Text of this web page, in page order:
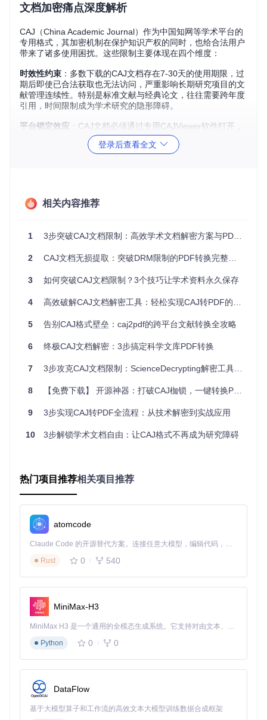
文档加密痛点深度解析
CAJ（China Academic Journal）作为中国知网等学术平台的
专用格式，其加密机制在保护知识产权的同时，也给合法用户
带来了诸多使用困扰。这些限制主要体现在四个维度：
时效性约束 ：多数下载的CAJ文档存在7-30天的使用期限，过
期后即使已合法获取也无法访问，严重影响长期研究项目的文
献管理连续性。特别是标准文献与经典论文，往往需要跨年度
引用，时间限制成为学术研究的隐形障碍。
平台锁定效应 ：CAJ文档必须通过专用CAJViewer软件打开，
且不同版本兼容性差。在移动设备与操作系统升级过程中，文
档访问常出现兼容性问题，导致珍贵文献无法读取。
知识管理困境：受限于格式与功能，CAJ文档难以整合到Notio
关联与复用效率。
应用，既未充分保障用户合法权益，也制约了知识传播与创
文档加密技术原理剖析
CAJ加密机制核心原理
CAJ文档采用复合加密策略，结合了对称加密与非对称加密技
术：
文件结构加密：文档主体采用AES-256-CBC算法加密，密
钥存储在文件头部的加密区块中
权限控制验证：每次打开文档时，CAJViewer会向服务器
发送设备指纹与授权信息
时效性校验
限的有效性
验证。CAJ文档正是利用AES算法的高强度特性，实现内容保
护。该算法通过固定长度的密钥（256位）对数据进行分块加
密，每个数据块与前一个块的加密结果进行异或运算，形成链
式加密结构，大幅提升破解难度。
常见文档加密机制对比
加密类
核心算法
破解
难度
适用场
景
典型应用
-CBC
献
学文库
PDF密
码保护
S
DRM加
混合加密
高
商业出
Kindle电子书
印
技术
权
CAJ加密机制的特殊性在于其将文件加密与网络验证相结合，
即使破解了本地加密，仍需突破服务器端的授权验证，这也是
其区别于普通PDF密码保护的关键所在。
登录后查看全文
相关内容推荐
1 3步突破CAJ文档限制：高效学术文档解密方案与PDF转换工具
2 CAJ文档无损提取：突破DRM限制的PDF转换完整指南
3 如何突破CAJ文档限制？3个技巧让学术资料永久保存
4 高效破解CAJ文档解密工具：轻松实现CAJ转PDF的完整方案
5 告别CAJ格式壁垒：caj2pdf的跨平台文献转换全攻略
6 终极CAJ文档解密：3步搞定科学文库PDF转换
7 3步攻克CAJ文档限制：ScienceDecrypting解密工具全解析
8 【免费下载】 开源神器：打破CAJ枷锁，一键转换PDF，科研文献自由阅读
9 3步实现CAJ转PDF全流程：从技术解密到实战应用
10 3步解锁学术文档自由：让CAJ格式不再成为研究障碍
热门项目推荐相关项目推荐
atomcode
Claude Code 的开源替代方案。连接任意大模型，编辑代码，运行命令，自动验证 — 全自动执行。用 Rust 构建，极致性能。 ｜ An open-source alternative to Claude Code. Connect any LLM, edit code, run commands, and verify changes — autonomously. Built in Rust for speed. Get Started
Rust
0 540
MiniMax-H3
MiniMax H3 是一个通用的全模态生成系统。它支持对由文本、图像、视频和音频组成的多模态上下文进行统一理解，并能生成分辨率高达 2K、时长可达 15 秒的带原生立体声音频的视频。得益于面向任务泛化的系统设计，H3 在预训练阶段就已具备广泛的多模态上下文理解与生成能力，能够出色地执行复杂的多模态指令。
Python
0 0
DataFlow
基于大模型算子和工作流的高效文本大模型训练数据合成框架